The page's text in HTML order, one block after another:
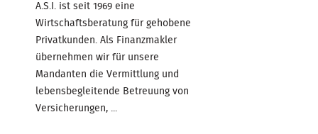
A.S.I. ist seit 1969 eine
Wirtschaftsberatung für gehobene
Privatkunden. Als Finanzmakler
übernehmen wir für unsere
Mandanten die Vermittlung und
lebensbegleitende Betreuung von
Versicherungen, ...